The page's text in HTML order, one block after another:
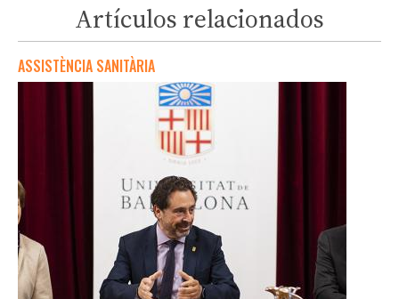
Artículos relacionados
ASSISTÈNCIA SANITÀRIA